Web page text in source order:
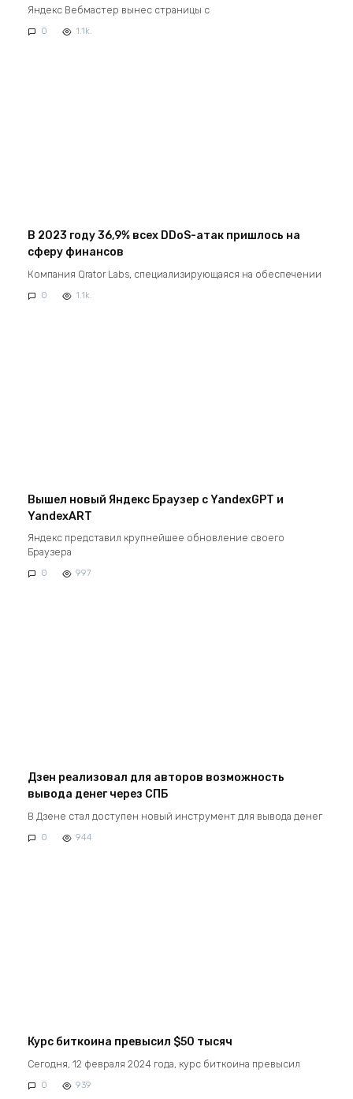
Яндекс Вебмастер вынес страницы с
0 1.1k.
В 2023 году 36,9% всех DDoS-атак пришлось на
сферу финансов
Компания Qrator Labs, специализирующаяся на обеспечении
0 1.1k.
Вышел новый Яндекс Браузер с YandexGPT и
YandexART
Яндекс представил крупнейшее обновление своего
Браузера
0 997
Дзен реализовал для авторов возможность
вывода денег через СПБ
В Дзене стал доступен новый инструмент для вывода денег
0 944
Курс биткоина превысил $50 тысяч
Сегодня, 12 февраля 2024 года, курс биткоина превысил
0 939